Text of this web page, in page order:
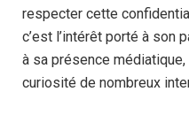
respecter cette
c’est l’intérêt porté à son
à sa présence
curiosité de nombreux